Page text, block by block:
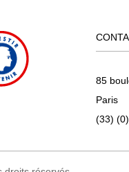
85
Paris
(33)